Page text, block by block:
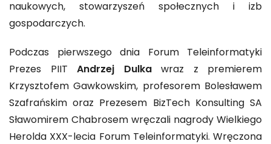
naukowych, stowarzyszeń społecznych i izb
gospodarczych.
Podczas pierwszego dnia Forum Teleinformatyki
Prezes PIIT Andrzej Dulkawraz z premierem
Krzysztofem Gawkowskim, profesorem Bolesławem
Szafrańskim oraz Prezesem BizTech Konsulting SA
Sławomirem Chabrosem wręczali nagrody Wielkiego
Herolda XXX-lecia Forum Teleinformatyki. Wręczona